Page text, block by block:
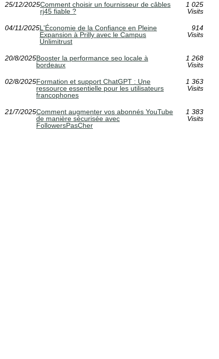
25/12/2025Comment choisir un fournisseur de câbles
rj45 fiable ?
1 025
Visits
04/11/2025L'Économie de la Confiance en Pleine
Expansion à Prilly avec le Campus
Unlimitrust
914
Visits
20/8/2025Booster la performance seo locale à
bordeaux
1 268
Visits
02/8/2025Formation et support ChatGPT : Une
ressource essentielle pour les utilisateurs
francophones
1 363
Visits
21/7/2025Comment augmenter vos abonnés YouTube
de manière sécurisée avec
FollowersPasCher
1 383
Visits